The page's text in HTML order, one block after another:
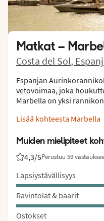
Matkat –
Costa del Sol,
Espanjan
vetovoimaa, joka
Marbella on yksi
Lisää kohteesta Marbella
Muiden mielipiteet
4,3/5Perustuu 59
Asiakkaidemme arviot: 4.3/5
Lapsiystävällisyys
Ravintolat & baarit
Ostokset